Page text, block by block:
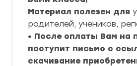
Материал полезен для
родителей, учеников,
• После оплаты Вам на
поступит письмо с
скачивание